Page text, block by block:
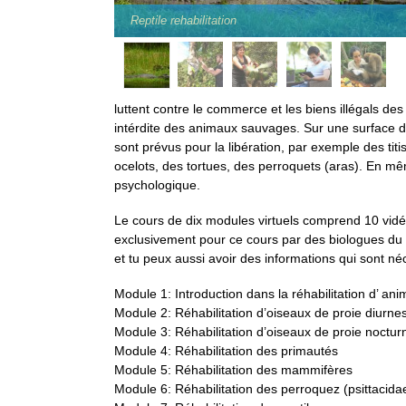
Reptile rehabilitation
luttent contre le commerce et les biens illégals
intérdite des animaux sauvages. Sur une surface
sont prévus pour la libération, par exemple des
ocelots, des tortues, des perroquets (aras). En
psychologique.
Le cours de dix modules virtuels comprend 10
exclusivement pour ce cours par des biologues
et tu peux aussi avoir des informations qui sont
Module 1: Introduction dans la réhabilitation d’
Module 2: Réhabilitation d’oiseaux de proie
Module 3: Réhabilitation d’oiseaux de proie
Module 4: Réhabilitation des primautés
Module 5: Réhabilitation des mammifères
Module 6: Réhabilitation des perroquez